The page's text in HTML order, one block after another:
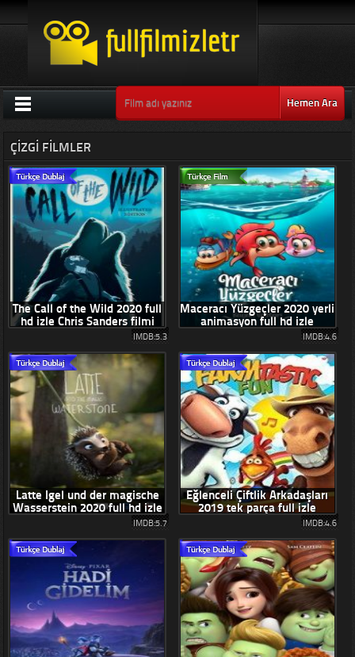
Hemen Ara
ÇIZGI FILMLER
The Call of the Wild 2020 full
hd izle Chris Sanders filmi
IMDB:5.3
Maceracı Yüzgeçler 2020 yerli
animasyon full hd izle
IMDB:4.6
Latte Igel und der magische
Wasserstein 2020 full hd izle
IMDB:5.7
Eğlenceli Çiftlik Arkadaşları
2019 tek parça full izle
IMDB:4.6